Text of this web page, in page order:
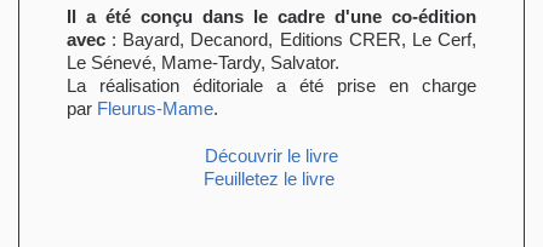
Il a été conçu dans le cadre d'une co-édition
avec : Bayard, Decanord, Editions CRER, Le Cerf,
Le Sénevé, Mame-Tardy, Salvator.
La réalisation éditoriale a été prise en charge
par Fleurus-Mame.
Découvrir le livre
Feuilletez le livre